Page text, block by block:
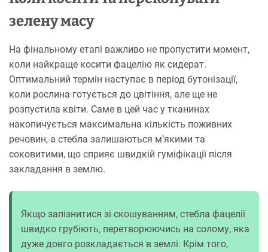
зелену масу
На фінальному етапі важливо не пропустити момент,
коли найкраще косити фацелію як сидерат.
Оптимальний термін наступає в період бутонізації,
коли рослина готується до цвітіння, але ще не
розпустила квіти. Саме в цей час у тканинах
накопичується максимальна кількість поживних
речовин, а стебла залишаються м’якими та
соковитими, що сприяє швидкій гуміфікації після
закладання в землю.
Якщо запізнитися зі скошуванням, стебла фацелії
швидко грубіють, перетворюючись на солому, яка
дуже довго розкладається в землі. Крім того,